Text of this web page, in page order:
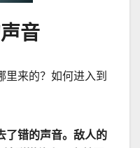
音
里来的？如何进入到
了错的声音。敌人的